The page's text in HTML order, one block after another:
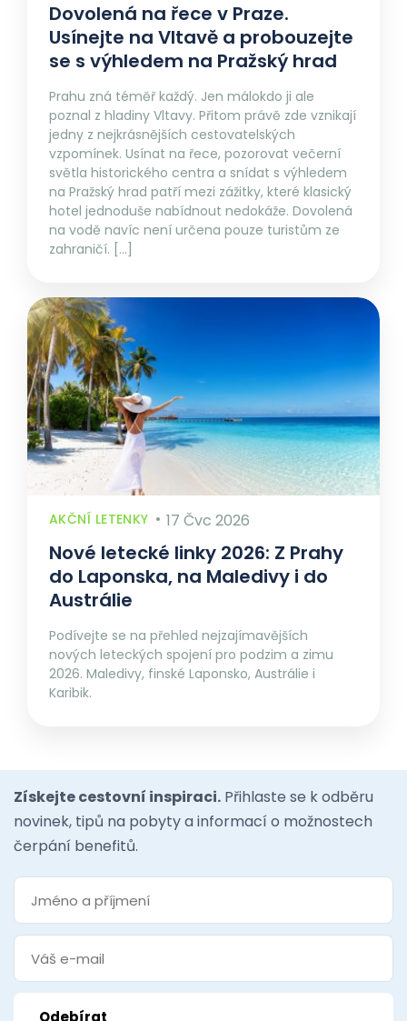
Dovolená na řece v Praze.
Usínejte na Vltavě a probouzejte
se s výhledem na Pražský hrad
Prahu zná téměř každý. Jen málokdo ji ale
poznal z hladiny Vltavy. Přitom právě zde vznikají
jedny z nejkrásnějších cestovatelských
vzpomínek. Usínat na řece, pozorovat večerní
světla historického centra a snídat s výhledem
na Pražský hrad patří mezi zážitky, které klasický
hotel jednoduše nabídnout nedokáže. Dovolená
na vodě navíc není určena pouze turistům ze
zahraničí. […]
AKČNÍ LETENKY 17 Čvc 2026
Nové letecké linky 2026: Z Prahy
do Laponska, na Maledivy i do
Austrálie
Podívejte se na přehled nejzajímavějších
nových leteckých spojení pro podzim a zimu
2026. Maledivy, finské Laponsko, Austrálie i
Karibik.
Získejte cestovní inspiraci. Přihlaste se k odběru
novinek, tipů na pobyty a informací o možnostech
čerpání benefitů.